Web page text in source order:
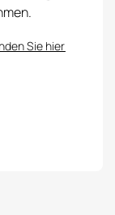
Sie hier